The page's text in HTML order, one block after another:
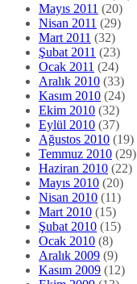
Mayıs 2011 (20)
Nisan 2011 (29)
Mart 2011 (32)
Şubat 2011 (23)
Ocak 2011 (24)
Aralık 2010 (33)
Kasım 2010 (24)
Ekim 2010 (32)
Eylül 2010 (37)
Ağustos 2010 (19)
Temmuz 2010 (29)
Haziran 2010 (22)
Mayıs 2010 (20)
Nisan 2010 (11)
Mart 2010 (15)
Şubat 2010 (15)
Ocak 2010 (8)
Aralık 2009 (9)
Kasım 2009 (12)